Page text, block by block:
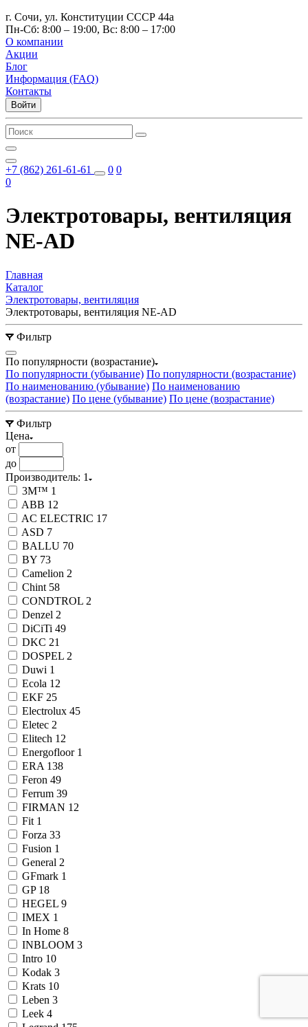
г. Сочи, ул. Конституции СССР 44а
Пн-Сб: 8:00 – 19:00, Вс: 8:00 – 17:00
О компании
Акции
Блог
Информация (FAQ)
Контакты
Войти
+7 (862) 261-61-61 0 0
0
Электротовары, вентиляция
NE-AD
Главная
Каталог
Электротовары, вентиляция
Электротовары, вентиляция NE-AD
Фильтр
По популярности (возрастание)
По популярности (убывание) По популярности (возрастание)
По наименованию (убывание) По наименованию
(возрастание) По цене (убывание) По цене (возрастание)
Фильтр
Цена
от
до
Производитель: 1
3M™ 1
ABB 12
AC ELECTRIC 17
ASD 7
BALLU 70
BY 73
Camelion 2
Chint 58
CONDTROL 2
Denzel 2
DiCiTi 49
DKC 21
DOSPEL 2
Duwi 1
Ecola 12
EKF 25
Electrolux 45
Eletec 2
Elitech 12
Energofloor 1
ERA 138
Feron 49
Ferrum 39
FIRMAN 12
Fit 1
Forza 33
Fusion 1
General 2
GFmark 1
GP 18
HEGEL 9
IMEX 1
In Home 8
INBLOOM 3
Intro 10
Kodak 3
Krats 10
Leben 3
Leek 4